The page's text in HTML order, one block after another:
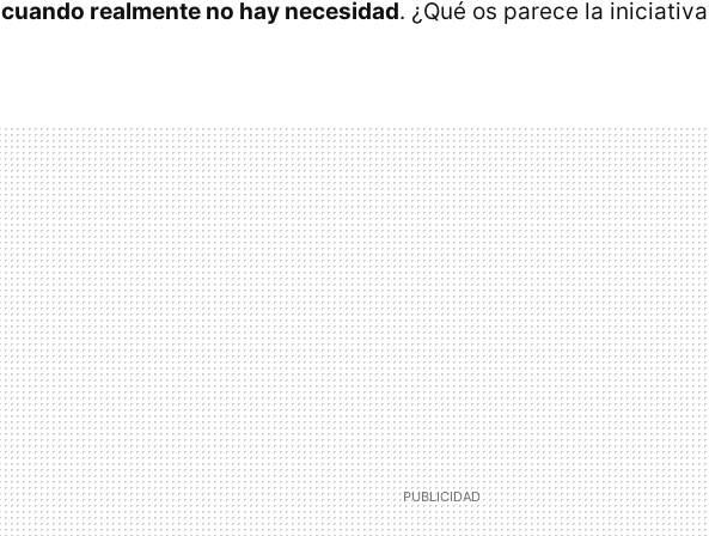
cuando realmente no hay necesidad. ¿Qué os parece la